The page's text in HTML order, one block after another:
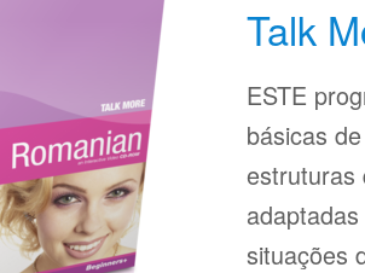
Talk
ESTE
básicas
estruturas
situações